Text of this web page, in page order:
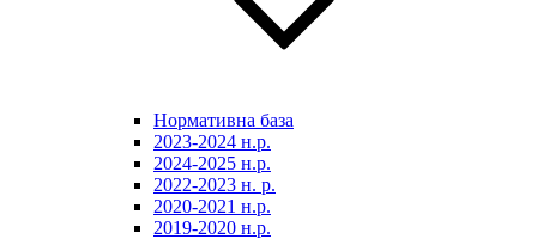
Нормативна база
2023-2024 н.р.
2024-2025 н.р.
2022-2023 н. р.
2020-2021 н.р.
2019-2020 н.р.